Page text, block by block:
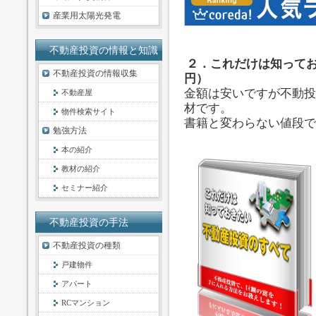
２．これだけは知って
円）
金額は安いですが不動
材です。
書籍と変わらない値段
産業用太陽光発電
不動産投資の情報と知識
不動産投資の情報収集
不動産屋
物件検索サイト
勉強方法
本の紹介
教材の紹介
セミナー紹介
不動産投資の手法
不動産投資の種類
戸建物件
アパート
RCマンション